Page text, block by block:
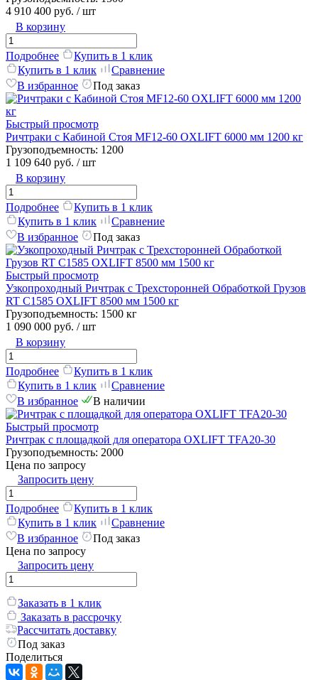
4 910 400 руб. / шт
В корзину
Подробнее
Купить в 1 клик
Купить в 1 клик
Сравнение
В избранное
Под заказ
Быстрый просмотр
Ричтраки с Кабиной Стоя MF12-60 OXLIFT 6000 мм 1200 кг
Грузоподъемность: 1200
1 109 640 руб. / шт
В корзину
Подробнее
Купить в 1 клик
Купить в 1 клик
Сравнение
В избранное
Под заказ
Быстрый просмотр
Узкопроходный Ричтрак с Трехсторонней Обработкой Грузов
RT C1585 OXLIFT 8500 мм 1500 кг
Грузоподъемность: 1500 кг
1 090 000 руб. / шт
В корзину
Подробнее
Купить в 1 клик
Купить в 1 клик
Сравнение
В избранное
В наличии
Быстрый просмотр
Ричтрак с площадкой для оператора OXLIFT TFA20-30
Грузоподъемность: 2000
Цена по запросу
Запросить цену
Подробнее
Купить в 1 клик
Купить в 1 клик
Сравнение
В избранное
Под заказ
Цена по запросу
Запросить цену
Заказать в 1 клик
Заказать в рассрочку
Рассчитать доставку
Под заказ
Поделиться